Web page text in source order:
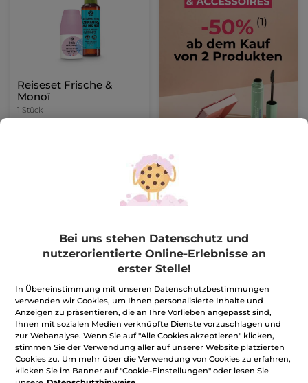
Reiseset Frische &
Monoï
1 Stück
WARENKORB
-20%
Trio Duschgel-
Konzentrat
1 Stück
Duo Dusch-Konzentrat
1 Stück
Bei uns stehen Datenschutz und
nutzerorientierte Online-Erlebnisse an
erster Stelle!
In Übereinstimmung mit unseren Datenschutzbestimmungen
verwenden wir Cookies, um Ihnen personalisierte Inhalte und
Anzeigen zu präsentieren, die an Ihre Vorlieben angepasst sind,
Ihnen mit sozialen Medien verknüpfte Dienste vorzuschlagen und
zur Webanalyse. Wenn Sie auf "Alle Cookies akzeptieren" klicken,
stimmen Sie der Verwendung aller auf unserer Website platzierten
Cookies zu. Um mehr über die Verwendung von Cookies zu erfahren,
klicken Sie im Banner auf "Cookie-Einstellungen" oder lesen Sie